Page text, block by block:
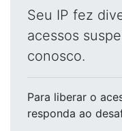
Seu IP fez
acessos
conosco.
Para liberar o
responda ao